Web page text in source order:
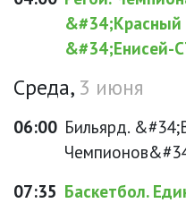
&#34;Красный
&#34;Енисей-
Среда, 3 июня
06:00 Бильярд.
07:35 Баскетбол.